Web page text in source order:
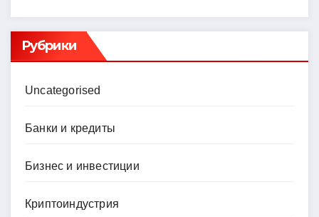
Рубрики
Uncategorised
Банки и кредиты
Бизнес и инвестиции
Криптоиндустрия